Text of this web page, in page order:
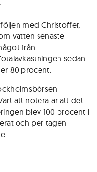
med Christoffer,
vatten senaste
från
sedan
80 procent.
att notera är att det
blev 100 procent i
och per tagen